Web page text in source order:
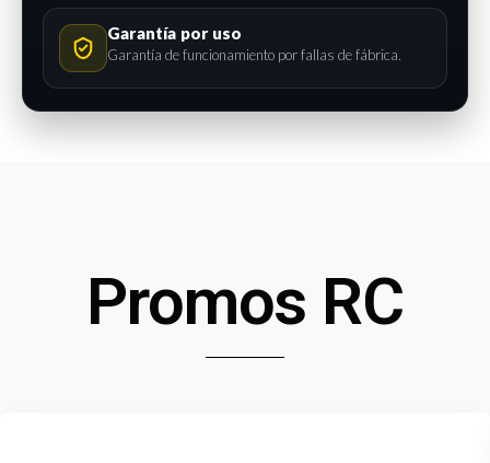
Garantía por uso
Garantía de funcionamiento por fallas de fábrica.
Promos RC